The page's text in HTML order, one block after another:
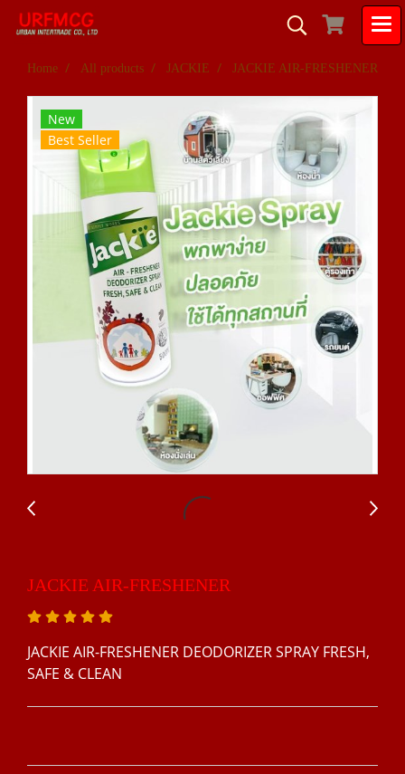
Home All products JACKIE JACKIE AIR-FRESHENER
New
Best Seller
JACKIE AIR-FRESHENER
JACKIE AIR-FRESHENER DEODORIZER SPRAY FRESH,
SAFE & CLEAN